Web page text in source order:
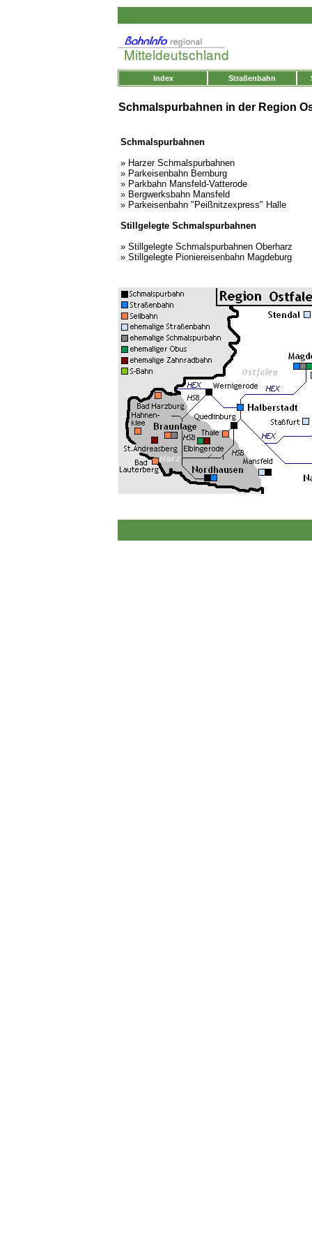
Index Straßenbahn
Schmalspurbahnen in der Region
Schmalspurbahnen
» Harzer Schmalspurbahnen
» Parkeisenbahn Bernburg
» Parkbahn Mansfeld-Vatterode
» Bergwerksbahn Mansfeld
» Parkeisenbahn "Peißnitzexpress" Halle
Stillgelegte Schmalspurbahnen
» Stillgelegte Schmalspurbahnen Oberharz
» Stillgelegte Pioniereisenbahn Magdeburg